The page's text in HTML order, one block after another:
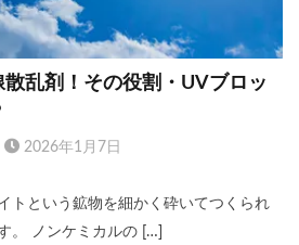
乱剤！その役割・UVブロッ
2026年1月7日
トという鉱物を細かく砕いてつくられ
。 ノンケミカルの […]